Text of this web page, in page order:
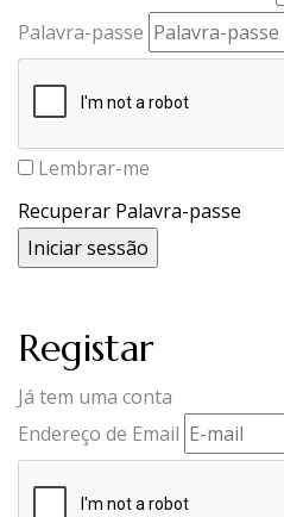
Palavra-passe
Lembrar-me
Recuperar Palavra-passe
Registar
Já tem uma conta
Endereço de Email